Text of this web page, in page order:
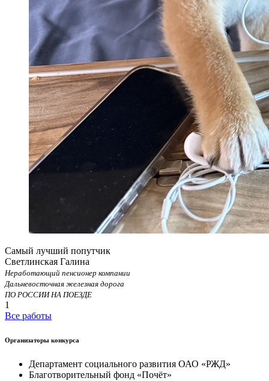
Самый лучший попутчик
Светлинская Галина
Неработающий пенсионер компании
Дальневосточная железная дорога
ПО РОССИИ НА ПОЕЗДЕ
1
Все работы
Организаторы конкурса
Департамент социального развития ОАО «РЖД»
Благотворительный фонд «Почёт»